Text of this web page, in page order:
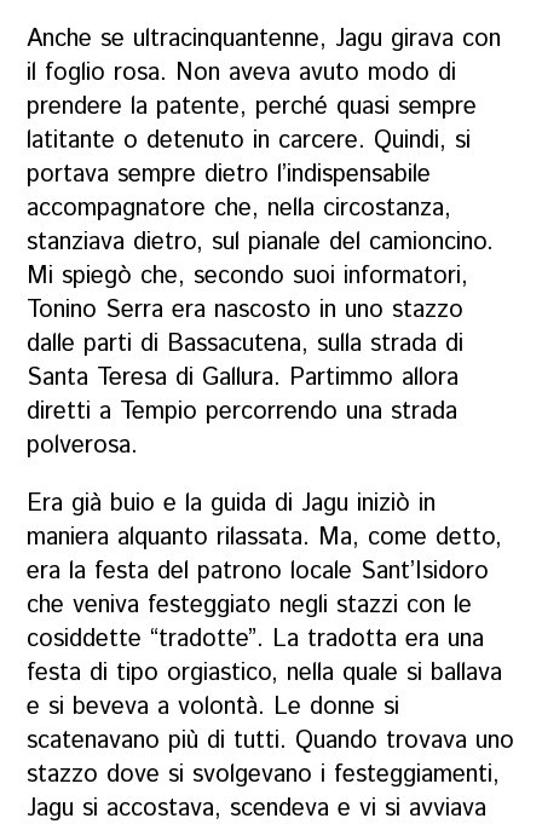
Anche se ultracinquantenne, Jagu girava con
il foglio rosa. Non aveva avuto modo di
prendere la patente, perché quasi sempre
latitante o detenuto in carcere. Quindi, si
portava sempre dietro l’indispensabile
accompagnatore che, nella circostanza,
stanziava dietro, sul pianale del camioncino.
Mi spiegò che, secondo suoi informatori,
Tonino Serra era nascosto in uno stazzo
dalle parti di Bassacutena, sulla strada di
Santa Teresa di Gallura. Partimmo allora
diretti a Tempio percorrendo una strada
polverosa.
Era già buio e la guida di Jagu iniziò in
maniera alquanto rilassata. Ma, come detto,
era la festa del patrono locale Sant’Isidoro
che veniva festeggiato negli stazzi con le
cosiddette “tradotte”. La tradotta era una
festa di tipo orgiastico, nella quale si ballava
e si beveva a volontà. Le donne si
scatenavano più di tutti. Quando trovava uno
stazzo dove si svolgevano i festeggiamenti,
Jagu si accostava, scendeva e vi si avviava